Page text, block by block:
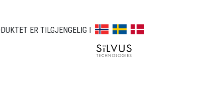
ER TILGJENGELIG I